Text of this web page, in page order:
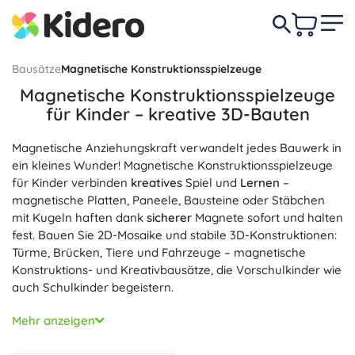
BausätzeMagnetische Konstruktionsspielzeuge
Magnetische Konstruktionsspielzeuge
für Kinder – kreative 3D-Bauten
Magnetische Anziehungskraft verwandelt jedes Bauwerk in
ein kleines Wunder! Magnetische Konstruktionsspielzeuge
für Kinder verbinden kreatives Spiel und Lernen –
magnetische Platten, Paneele, Bausteine oder Stäbchen
mit Kugeln haften dank sicherer Magnete sofort und halten
fest. Bauen Sie 2D-Mosaike und stabile 3D-Konstruktionen:
Türme, Brücken, Tiere und Fahrzeuge – magnetische
Konstruktions- und Kreativbausätze, die Vorschulkinder wie
auch Schulkinder begeistern.
Diese edukativen Magnetbaukästen fördern die
Feinmotorik, die Hand-Auge-Koordination, das räumliche
Mehr anzeigen